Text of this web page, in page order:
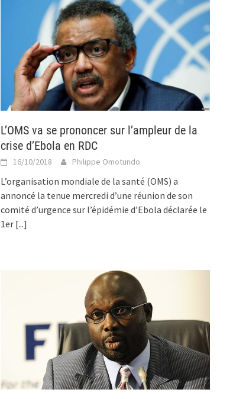
L’OMS va se prononcer sur l’ampleur de la
crise d’Ebola en RDC
16/10/2018 Philippe Omotundo
L’organisation mondiale de la santé (OMS) a
annoncé la tenue mercredi d’une réunion de son
comité d’urgence sur l’épidémie d’Ebola déclarée le
1er [...]